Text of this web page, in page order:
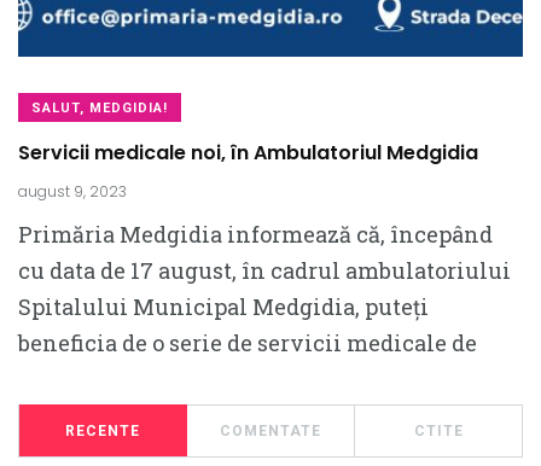
SALUT, MEDGIDIA!
Servicii medicale noi, în Ambulatoriul Medgidia
august 9, 2023
Primăria Medgidia informează că, începând
cu data de 17 august, în cadrul ambulatoriului
Spitalului Municipal Medgidia, puteți
beneficia de o serie de servicii medicale de
RECENTE COMENTATE CTITE